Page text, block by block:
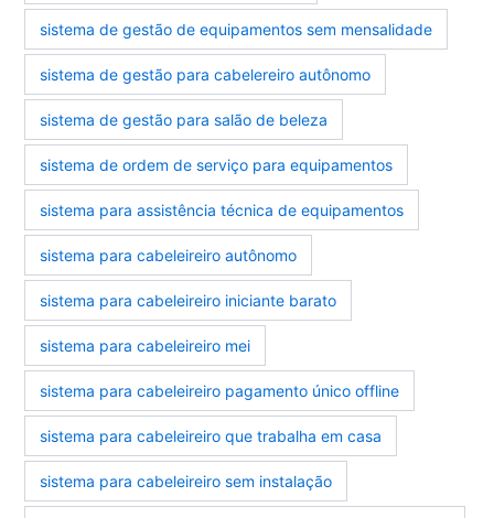
sistema de gestão de equipamentos sem mensalidade
sistema de gestão para cabelereiro autônomo
sistema de gestão para salão de beleza
sistema de ordem de serviço para equipamentos
sistema para assistência técnica de equipamentos
sistema para cabeleireiro autônomo
sistema para cabeleireiro iniciante barato
sistema para cabeleireiro mei
sistema para cabeleireiro pagamento único offline
sistema para cabeleireiro que trabalha em casa
sistema para cabeleireiro sem instalação